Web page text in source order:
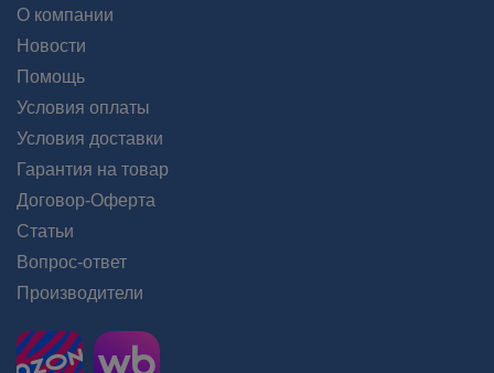
О компании
Новости
Помощь
Условия оплаты
Условия доставки
Гарантия на товар
Договор-Оферта
Статьи
Вопрос-ответ
Производители